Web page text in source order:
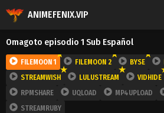
ANIMEFENIX.VIP
Omagoto episodio 1 Sub Español
FILEMOON 1 FILEMOON 2 BYSE
STREAMWISH
LULUSTREAM VIDHIDE
RPMSHARE
UQLOAD MP4UPLOAD
STREAMRUBY